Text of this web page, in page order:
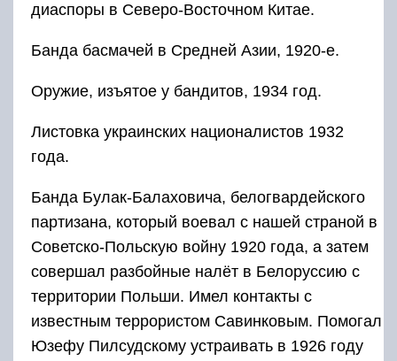
диаспоры в Северо-Восточном Китае.
Банда басмачей в Средней Азии, 1920-е.
Оружие, изъятое у бандитов, 1934 год.
Листовка украинских националистов 1932
года.
Банда Булак-Балаховича, белогвардейского
партизана, который воевал с нашей страной в
Советско-Польскую войну 1920 года, а затем
совершал разбойные налёт в Белоруссию с
территории Польши. Имел контакты с
известным террористом Савинковым. Помогал
Юзефу Пилсудскому устраивать в 1926 году